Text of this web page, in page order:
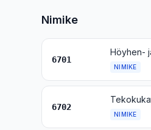
Nimike
6701
NIMIKE
6702
NIMIKE